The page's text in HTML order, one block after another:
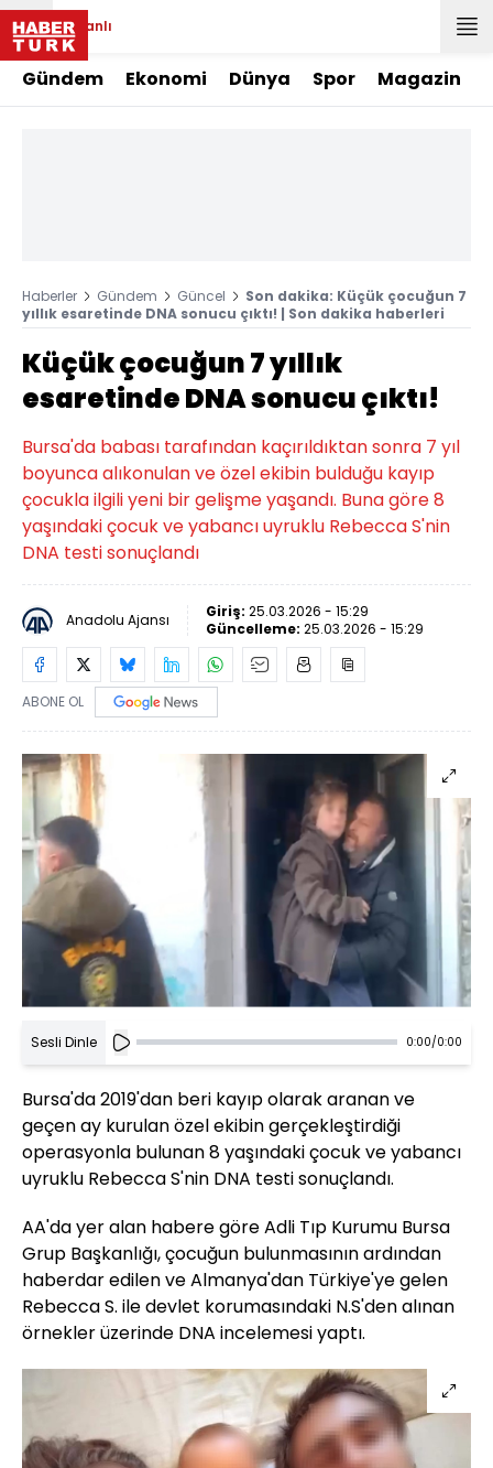
Canlı
Gündem Ekonomi Dünya Spor Magazin
Haberler Gündem Güncel
Son dakika: Küçük çocuğun 7
yıllık esaretinde DNA sonucu çıktı! | Son dakika haberleri
Küçük çocuğun 7 yıllık
esaretinde DNA sonucu çıktı!
Bursa'da babası tarafından kaçırıldıktan sonra 7 yıl
boyunca alıkonulan ve özel ekibin bulduğu kayıp
çocukla ilgili yeni bir gelişme yaşandı. Buna göre 8
yaşındaki çocuk ve yabancı uyruklu Rebecca S'nin
DNA testi sonuçlandı
Anadolu Ajansı Giriş: 25.03.2026 - 15:29
Güncelleme: 25.03.2026 - 15:29
ABONE OL
Sesli Dinle 0:00/0:00
Bursa'da 2019'dan beri kayıp olarak aranan ve
geçen ay kurulan özel ekibin gerçekleştirdiği
operasyonla bulunan 8 yaşındaki çocuk ve yabancı
uyruklu Rebecca S'nin DNA testi sonuçlandı.
AA'da yer alan habere göre Adli Tıp Kurumu Bursa
Grup Başkanlığı, çocuğun bulunmasının ardından
haberdar edilen ve Almanya'dan Türkiye'ye gelen
Rebecca S. ile devlet korumasındaki N.S'den alınan
örnekler üzerinde DNA incelemesi yaptı.